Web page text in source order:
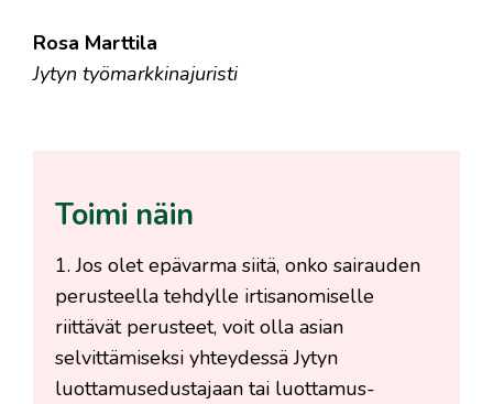
Rosa Marttila
Jytyn työmarkkinajuristi
Toimi näin
1. Jos olet epävarma siitä, onko sairauden
perusteella tehdylle irtisanomiselle
riittävät perusteet, voit olla asian
selvittämiseksi yhteydessä Jytyn
luottamusedustajaan tai luottamus­